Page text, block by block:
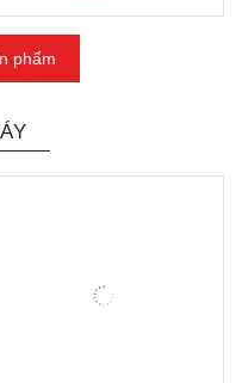
phẩm